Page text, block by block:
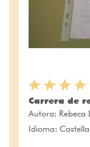
Carrera de
Autora: Rebeca
Idioma: